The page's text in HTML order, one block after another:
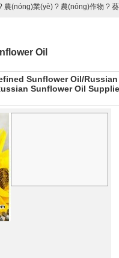
農(nóng)業(yè) ? 農(nóng)作物 ?
Oil
Sunflower Oil/
Sunflower Oil